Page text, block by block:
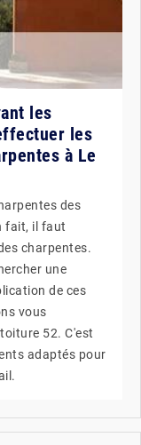
les
les
à Le
des
fait, il faut
charpentes.
une
de ces
vous
52. C'est
adaptés pour